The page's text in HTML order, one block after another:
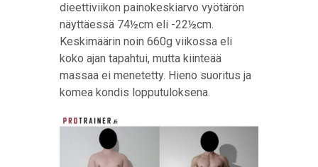
dieettiviikon painokeskiarvo vyötärön
näyttäessä 74½cm eli -22½cm.
Keskimäärin noin 660g viikossa eli
koko ajan tapahtui, mutta kiinteää
massaa ei menetetty. Hieno suoritus ja
komea kondis lopputuloksena.